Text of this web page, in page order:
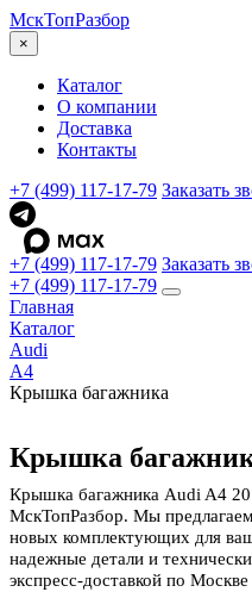
МскТопРазбор
×
Каталог
О компании
Доставка
Контакты
+7 (499) 117-17-79 Заказать
+7 (499) 117-17-79 Заказать
+7 (499) 117-17-79
Главная
Каталог
Audi
A4
Крышка багажника
Крышка
Крышка багажника Audi A4
МскТопРазбор. Мы
новых комплектующих для
надежные детали и
экспресс-доставкой по